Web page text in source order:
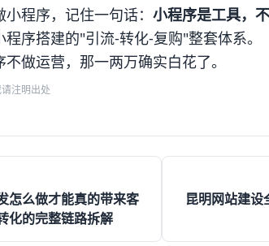
程序，记住一句话： 小程序是工具，不
序搭建的"引流-转化-复购"整套体系。
做运营，那一两万确实白花了。
注明出处
怎么做才能真的带来客
化的完整链路拆解
昆明网站建设